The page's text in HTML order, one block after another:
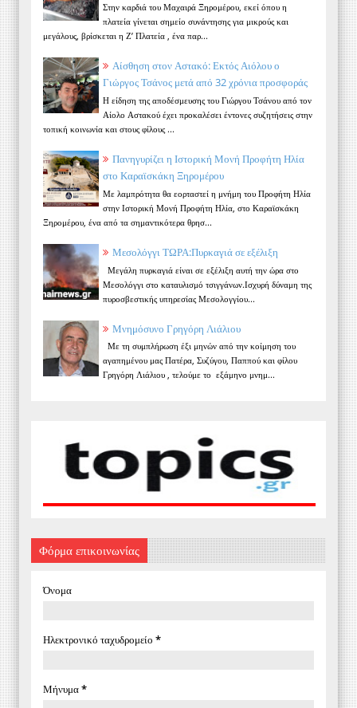
Στην καρδιά του Μαχαιρά Ξηρομέρου, εκεί όπου η
πλατεία γίνεται σημείο συνάντησης για μικρούς και
μεγάλους, βρίσκεται η Ζ’ Πλατεία , ένα παρ...
Αίσθηση στον Αστακό: Εκτός Αιόλου ο
Γιώργος Τσάνος μετά από 32 χρόνια προσφοράς
Η είδηση της αποδέσμευσης του Γιώργου Τσάνου από τον
Αίολο Αστακού έχει προκαλέσει έντονες συζητήσεις στην
τοπική κοινωνία και στους φίλους ...
Πανηγυρίζει η Ιστορική Μονή Προφήτη Ηλία
στο Καραϊσκάκη Ξηρομέρου
Με λαμπρότητα θα εορταστεί η μνήμη του Προφήτη Ηλία
στην Ιστορική Μονή Προφήτη Ηλία, στο Καραϊσκάκη
Ξηρομέρου, ένα από τα σημαντικότερα θρησ...
Μεσολόγγι ΤΩΡΑ:Πυρκαγιά σε εξέλιξη
Μεγάλη πυρκαγιά είναι σε εξέλιξη αυτή την ώρα στο
Μεσολόγγι στο καταυλισμό τσιγγάνων.Ισχυρή δύναμη της
πυροσβεστικής υπηρεσίας Μεσολογγίου...
Μνημόσυνο Γρηγόρη Λιάλιου
Με τη συμπλήρωση έξι μηνών από την κοίμηση του
αγαπημένου μας Πατέρα, Συζύγου, Παππού και φίλου
Γρηγόρη Λιάλιου , τελούμε το εξάμηνο μνημ...
Φόρμα επικοινωνίας
Όνομα
Ηλεκτρονικό ταχυδρομείο *
Μήνυμα*